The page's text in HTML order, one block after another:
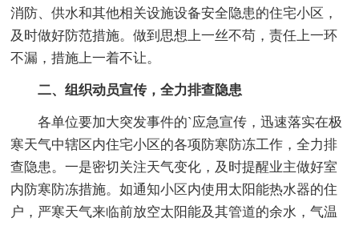
消防、供水和其他相关设施设备安全隐患的住宅小区，
及时做好防范措施。做到思想上一丝不苟，责任上一环
不漏，措施上一着不让。
二、组织动员宣传，全力排查隐患
各单位要加大突发事件的`应急宣传，迅速落实在极
寒天气中辖区内住宅小区的各项防寒防冻工作，全力排
查隐患。一是密切关注天气变化，及时提醒业主做好室
内防寒防冻措施。如通知小区内使用太阳能热水器的住
户，严寒天气来临前放空太阳能及其管道的余水，气温